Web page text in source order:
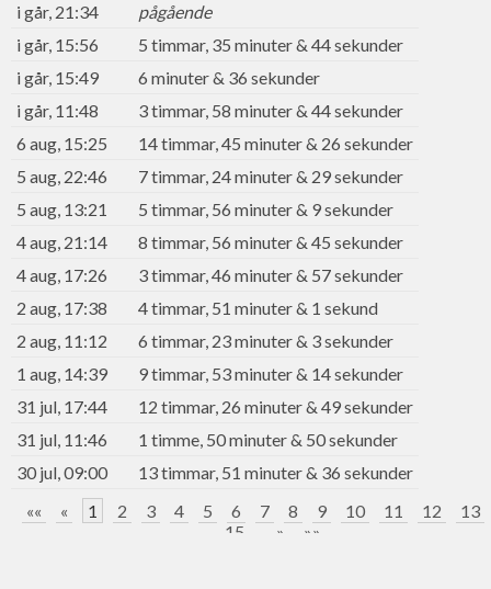
i går, 21:34
pågående
i går, 15:56
5 timmar, 35 minuter & 44 sekunder
i går, 15:49
6 minuter & 36 sekunder
i går, 11:48
3 timmar, 58 minuter & 44 sekunder
6 aug, 15:25
14 timmar, 45 minuter & 26 sekunder
5 aug, 22:46
7 timmar, 24 minuter & 29 sekunder
5 aug, 13:21
5 timmar, 56 minuter & 9 sekunder
4 aug, 21:14
8 timmar, 56 minuter & 45 sekunder
4 aug, 17:26
3 timmar, 46 minuter & 57 sekunder
2 aug, 17:38
4 timmar, 51 minuter & 1 sekund
2 aug, 11:12
6 timmar, 23 minuter & 3 sekunder
1 aug, 14:39
9 timmar, 53 minuter & 14 sekunder
31 jul, 17:44
12 timmar, 26 minuter & 49 sekunder
31 jul, 11:46
1 timme, 50 minuter & 50 sekunder
30 jul, 09:00
13 timmar, 51 minuter & 36 sekunder
««
« 1 2 3 4 5 6 7 8 9 10 11 12
13
15
» »»